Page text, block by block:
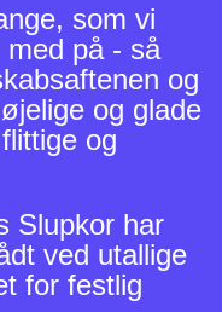
som vi
med på - så
og
og glade
og
Slupkor har
ved utallige
for festlig